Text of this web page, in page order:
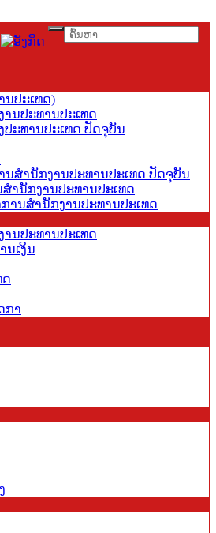
ນປະເທດ)
ນປະທານປະເທດ
ປະທານປະເທດ ປັດຈຸບັນ
ນສຳນັກງານປະທານປະເທດ ປັດຈຸບັນ
ຳນັກງານປະທານປະເທດ
ານສຳນັກງານປະທານປະເທດ
ນປະທານປະເທດ
ນເງິນ
ດ
ກາ